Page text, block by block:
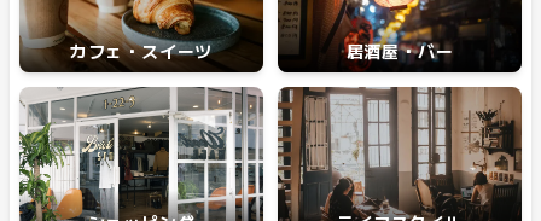
カフェ・スイーツ 居酒屋・バー